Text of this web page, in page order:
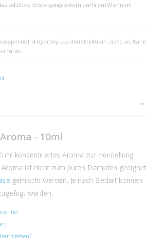
selektive Entsorgungssystem an Ihrem Wohnort
4-hydroxy-2,5-dimethylfuran-2(3h)-on. Kann
- 10ml
ml konzentriertes Aroma zur Herstellung
Aroma ist nicht zum puren Dampfen geeignet
gemischt werden. Je nach Bedarf können
werden.
mischen?